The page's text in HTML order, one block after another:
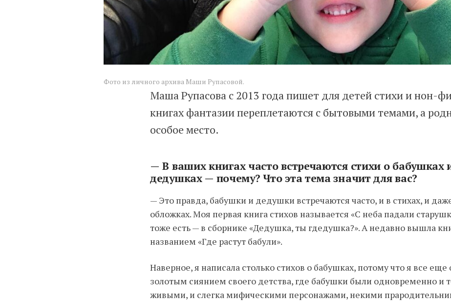
Фото из личного архива Маши Рупасовой.
Маша Рупасова с 2013 года пишет для детей стихи и нон-
книгах фантазии переплетаются с бытовыми темами, а
особое место.
— В ваших книгах часто встречаются стихи о бабушках
дедушках — почему? Что эта тема значит для вас?
— Это правда, бабушки и дедушки встречаются часто, и в стихах, и
обложках. Моя первая книга стихов называется «С неба падали
тоже есть — в сборнике «Дедушка, ты гдедушка?». А недавно вышла
названием «Где растут бабули».
Наверное, я написала столько стихов о бабушках, потому что я все еще
золотым сиянием своего детства, где бабушки были одновременно и
живыми, и слегка мифическими персонажами, некими